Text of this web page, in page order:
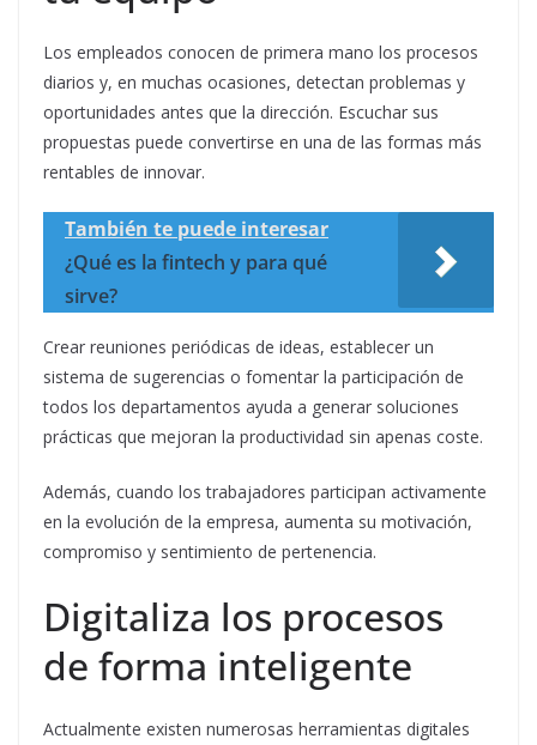
Los empleados conocen de primera mano los procesos
diarios y, en muchas ocasiones, detectan problemas y
oportunidades antes que la dirección. Escuchar sus
propuestas puede convertirse en una de las formas más
rentables de innovar.
También te puede interesar
¿Qué es la fintech y para qué
sirve?
Crear reuniones periódicas de ideas, establecer un
sistema de sugerencias o fomentar la participación de
todos los departamentos ayuda a generar soluciones
prácticas que mejoran la productividad sin apenas coste.
Además, cuando los trabajadores participan activamente
en la evolución de la empresa, aumenta su motivación,
compromiso y sentimiento de pertenencia.
Digitaliza los procesos
de forma inteligente
Actualmente existen numerosas herramientas digitales